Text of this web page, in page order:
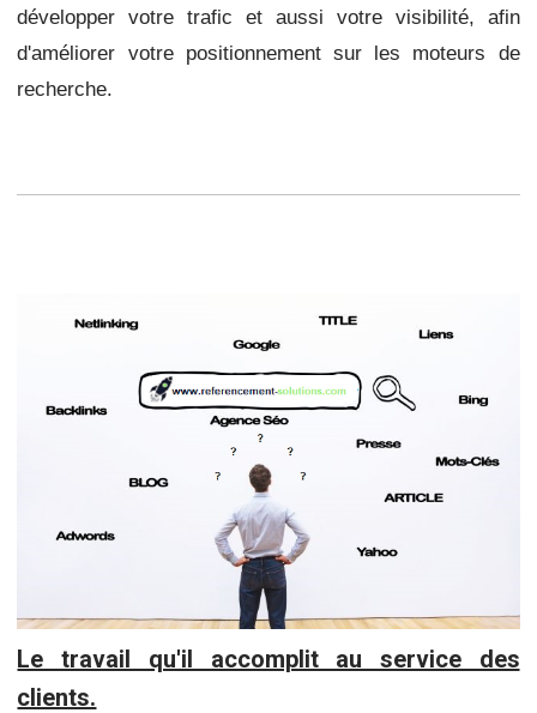
développer votre trafic et aussi votre visibilité, afin
d'améliorer votre positionnement sur les moteurs de
recherche.
Le travail qu'il accomplit au service des
clients.